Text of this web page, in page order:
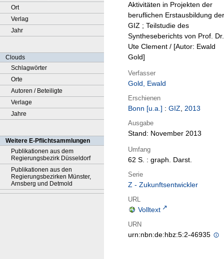
Ort
Verlag
Jahr
Clouds
Schlagwörter
Orte
Autoren / Beteiligte
Verlage
Jahre
Weitere E-Pflichtsammlungen
Publikationen aus dem
Regierungsbezirk Düsseldorf
Publikationen aus den
Regierungsbezirken Münster,
Arnsberg und Detmold
Aktivitäten in Projekten der
beruflichen Erstausbildung der
GIZ ; Teilstudie des
Syntheseberichts von Prof. Dr.
Ute Clement / [Autor: Ewald
Gold]
Verfasser
Gold, Ewald
Erschienen
Bonn [u.a.] : GIZ, 2013
Ausgabe
Stand: November 2013
Umfang
62 S. : graph. Darst.
Serie
Z - Zukunftsentwickler
URL
Volltext
URN
urn:nbn:de:hbz:5:2-46935